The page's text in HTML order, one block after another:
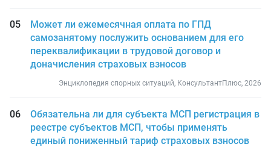
Может ли ежемесячная оплата по ГПД
самозанятому послужить основанием для его
переквалификации в трудовой договор и
доначисления страховых взносов
Энциклопедия спорных ситуаций, КонсультантПлюс, 2026
Обязательна ли для субъекта МСП регистрация в
реестре субъектов МСП, чтобы применять
единый пониженный тариф страховых взносов